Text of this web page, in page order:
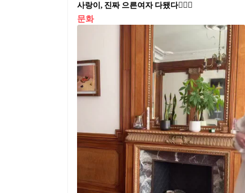
사랑이, 진짜 으른여자 다됐다🙋🏻‍♀️
문화